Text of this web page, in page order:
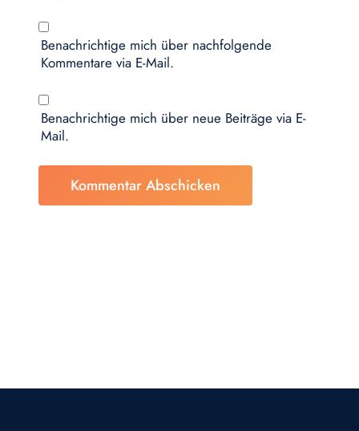
Benachrichtige mich über nachfolgende
Kommentare via E-Mail.
Benachrichtige mich über neue Beiträge via E-
Mail.